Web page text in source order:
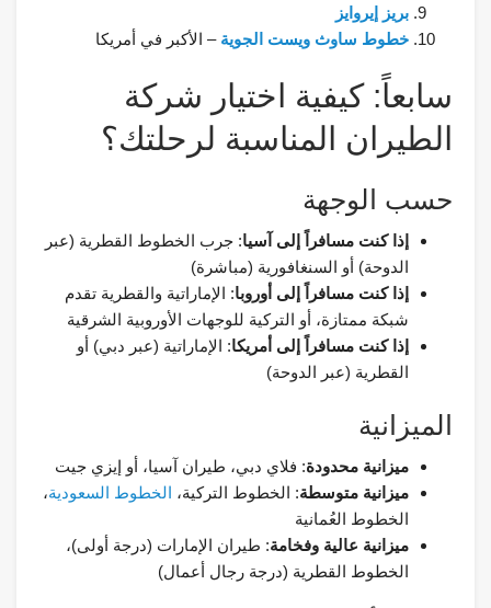
بريز إيروايز
خطوط ساوث ويست الجوية – الأكبر في أمريكا
سابعاً: كيفية اختيار شركة
الطيران المناسبة لرحلتك؟
حسب الوجهة
إذا كنت مسافراً إلى آسيا: جرب الخطوط القطرية (عبر
الدوحة) أو السنغافورية (مباشرة)
إذا كنت مسافراً إلى أوروبا: الإماراتية والقطرية تقدم
شبكة ممتازة، أو التركية للوجهات الأوروبية الشرقية
إذا كنت مسافراً إلى أمريكا: الإماراتية (عبر دبي) أو
القطرية (عبر الدوحة)
الميزانية
ميزانية محدودة: فلاي دبي، طيران آسيا، أو إيزي جيت
ميزانية متوسطة: الخطوط التركية، الخطوط السعودية،
الخطوط العُمانية
ميزانية عالية وفخامة: طيران الإمارات (درجة أولى)،
الخطوط القطرية (درجة رجال أعمال)